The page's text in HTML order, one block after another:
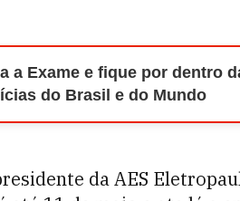
a Exame e fique por dentro
do Brasil e do Mundo
da AES